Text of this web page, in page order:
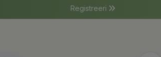
Registreeri